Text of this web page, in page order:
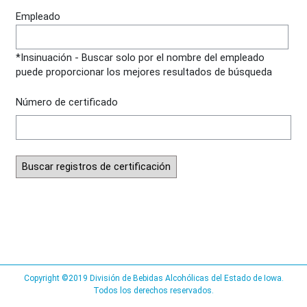
Empleado
*Insinuación - Buscar solo por el nombre del empleado
puede proporcionar los mejores resultados de búsqueda
Número de certificado
Copyright ©2019 División de Bebidas Alcohólicas del Estado de Iowa.
Todos los derechos reservados.